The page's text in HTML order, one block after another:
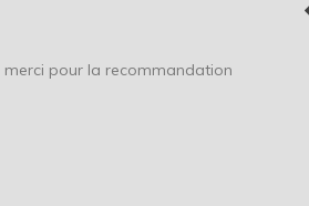
merci pour la recommandation